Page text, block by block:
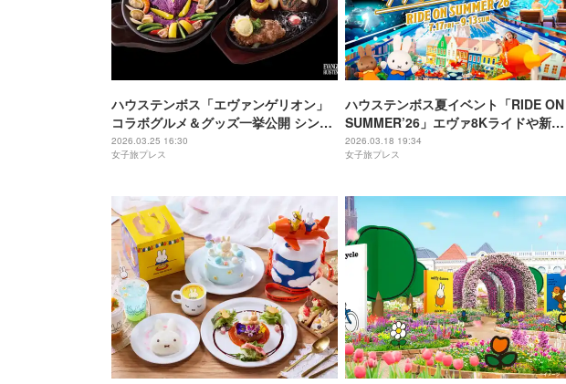
ハウステンボス「エヴァンゲリオン」
コラボグルメ＆グッズ一挙公開 シンジ
の覚醒ドリンクに初号機ソフト
2026.03.25 16:30
女子旅プレス
ハウステンボス夏イベント「RIDE ON
SUMMER’26」エヴァ8Kライドや新プ
ールエリアで夏休み時期盛り上げ
2026.03.18 19:34
女子旅プレス